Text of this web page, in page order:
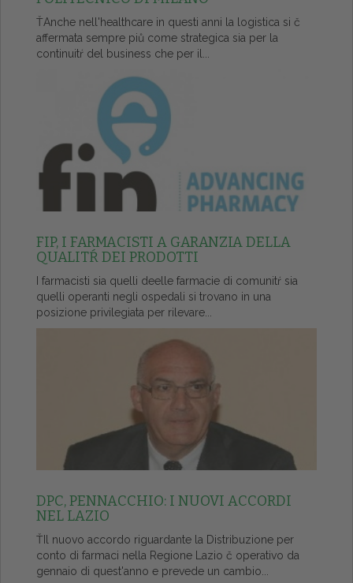
ŤAnche nell'healthcare in questi anni la logistica si č
affermata sempre piů come strategica sia per la
continuitŕ del business che per il...
FIP, I FARMACISTI A GARANZIA DELLA
QUALITŔ DEI PRODOTTI
I farmacisti sia quelli deelle farmacie di comunitŕ sia
quelli operanti negli ospedali si trovano in una
posizione privilegiata per rilevare...
DPC, PENNACCHIO: I NUOVI ACCORDI
NEL LAZIO
ŤIl nuovo accordo riguardante la Distribuzione per
conto di farmaci nella Regione Lazio č operativo da
gennaio di quest'anno e prevede un cambio...